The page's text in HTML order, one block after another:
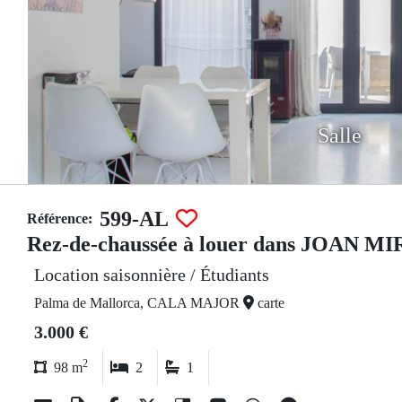
Salle
Référence: 599-AL
Rez-de-chaussée à louer dans JOAN
Location saisonnière / Étudiants
Palma de Mallorca, CALA MAJOR carte
3.000 €
98 m2 2 1